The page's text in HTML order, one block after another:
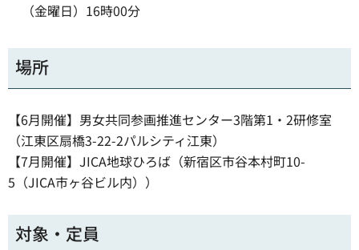
（金曜日）16時00分
場所
【6月開催】男女共同参画推進センター3階第1・2研修室
（江東区扇橋3-22-2パルシティ江東）
【7月開催】JICA地球ひろば（新宿区市谷本村町10-
5（JICA市ヶ谷ビル内））
対象・定員